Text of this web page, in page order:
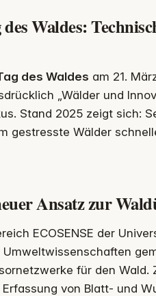
Waldes:
des Waldes am 21.
„Wälder und
Stand 2025 zeigt sich:
gestresste Wälder
Ansatz zur
ECOSENSE der
für den Wald.
von Blatt- und